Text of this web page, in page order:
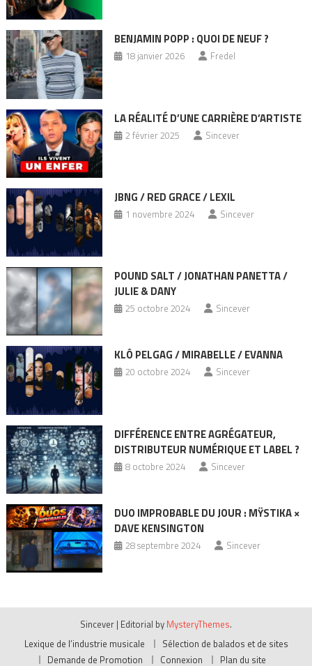
BENJAMIN POPP : QUOI DE NEUF ?
18 janvier 2026 Fredel
LA RÉALITÉ D’UNE CARRIÈRE D’ARTISTE
2 février 2025 Sincever
JBNG / RED GRACE / LEXIL
1 novembre 2024 Sincever
POUND SALT / JONATHAN PANETTA /
JULIE & DANY
25 octobre 2024 Sincever
KLÔ PELGAG / MIRABELLE / EVANNA
20 octobre 2024 Sincever
DIFFÉRENCE ENTRE AGRÉGATEUR,
DISTRIBUTEUR NUMÉRIQUE ET LABEL ?
8 octobre 2024 Sincever
DUO IMPROBABLE DU JOUR : MŸSTIKA ×
DAVE KENSINGTON
28 septembre 2024 Sincever
Sincever | Editorial by MysteryThemes.
Lexique de l’industrie musicale
Sélection de balados et de sites
Demande de Promotion
Connexion Plan du site